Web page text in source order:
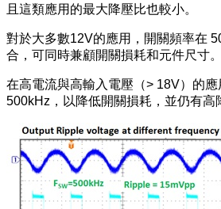
且這類應用的最大降壓比也較小。
對於大多數12V的應用，開關頻率在
合，可同時兼顧開關損耗和元件尺寸。
在高電流與高輸入電壓（> 18V）的
500kHz，以降低開關損耗，並仍有高